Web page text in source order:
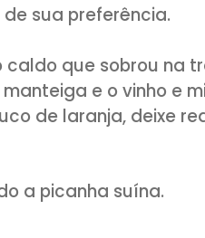
travessa regue
leve ao forno
regando a carne